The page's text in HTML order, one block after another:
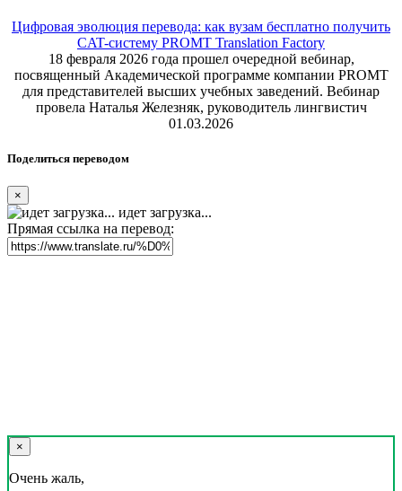
Цифровая эволюция перевода: как вузам бесплатно получить
CAT-систему PROMT Translation Factory
18 февраля 2026 года прошел очередной вебинар,
посвященный Академической программе компании PROMT
для представителей высших учебных заведений. Вебинар
провела Наталья Железняк, руководитель лингвистич
01.03.2026
Поделиться переводом
×
идет загрузка...
Прямая ссылка на перевод:
×
Очень жаль,